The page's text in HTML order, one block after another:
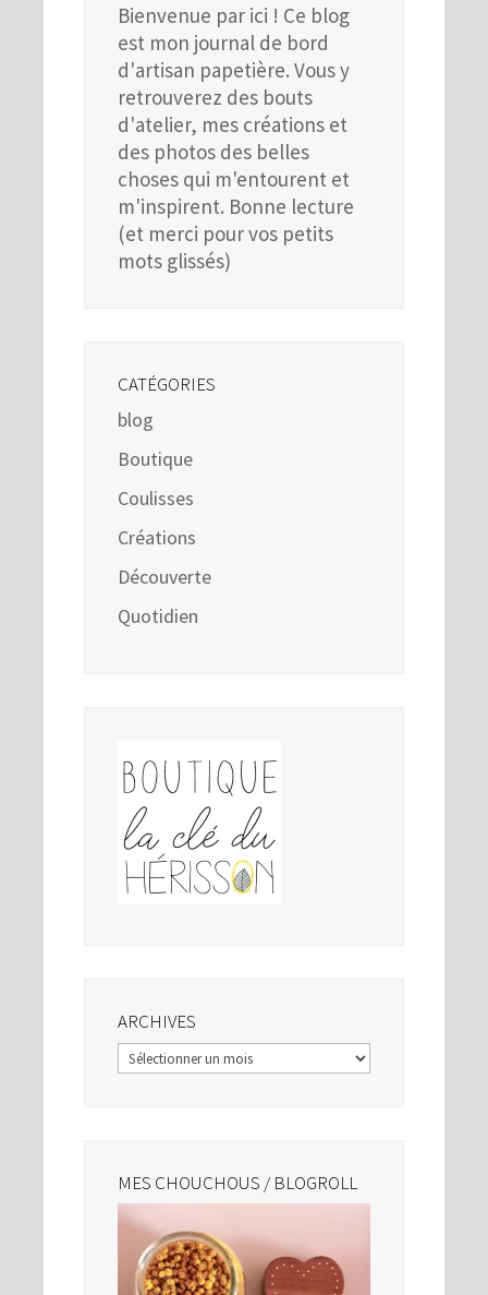
Bienvenue par ici ! Ce blog
est mon journal de bord
d'artisan papetière. Vous y
retrouverez des bouts
d'atelier, mes créations et
des photos des belles
choses qui m'entourent et
m'inspirent. Bonne lecture
(et merci pour vos petits
mots glissés)
CATÉGORIES
blog
Boutique
Coulisses
Créations
Découverte
Quotidien
ARCHIVES
Archives
MES CHOUCHOUS / BLOGROLL